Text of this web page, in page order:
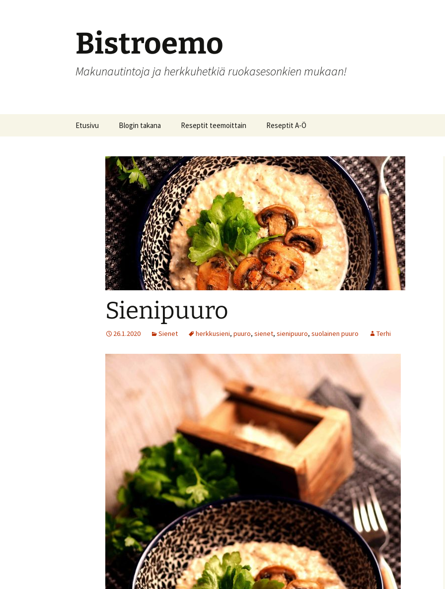
Bistroemo
Makunautintoja ja herkkuhetkiä ruokasesonkien mukaan!
Etusivu Blogin takana Reseptit teemoittain
Alkupalat
Hedelmät, hillot ja
säilöntä
Joulu
Jälkiruokia
Juomia
Kalaruokia
Kasvisherkkuja
Keitot
Liharuokia
Lintu
Makeat leivonnaiset
Munakkaat
Pastat
Pizzat
Risotot
Salaatit
Sienet
Suolaiset leivonnaiset
Reseptit A-Ö
Sienipuuro
26.1.2020 Sienet herkkusieni, puuro, sienet, sienipuuro, suolainen puuro Terhi